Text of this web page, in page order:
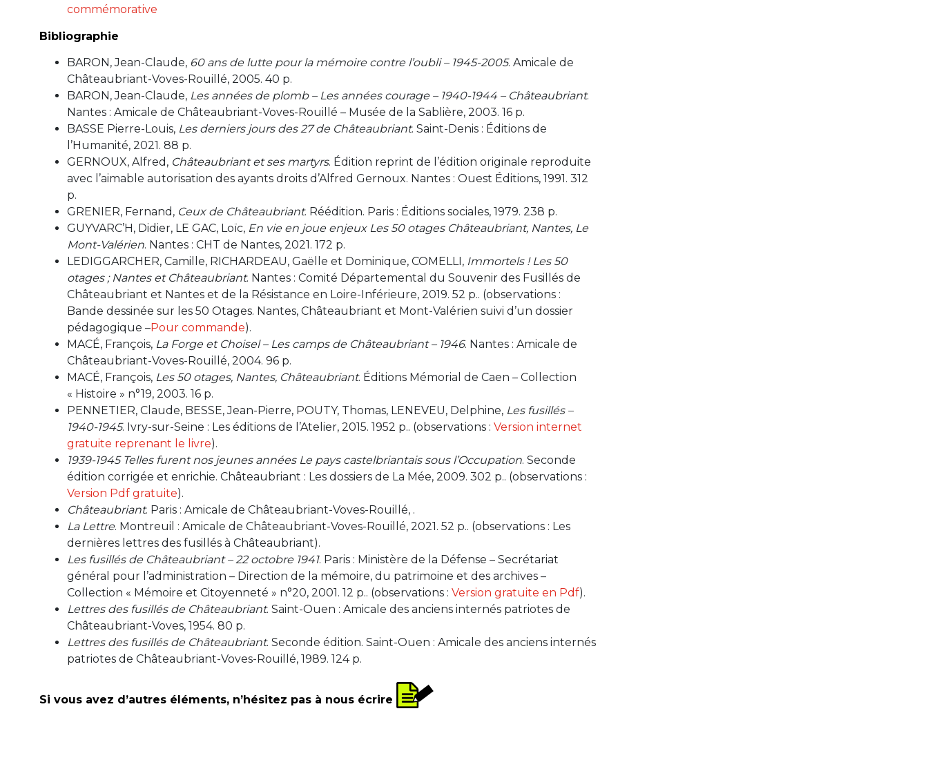
commémorative
Bibliographie
BARON, Jean-Claude, 60 ans de lutte pour la mémoire contre l’oubli – 1945-2005. Amicale de
Châteaubriant-Voves-Rouillé, 2005. 40 p.
BARON, Jean-Claude, Les années de plomb – Les années courage – 1940-1944 – Châteaubriant.
Nantes : Amicale de Châteaubriant-Voves-Rouillé – Musée de la Sablière, 2003. 16 p.
BASSE Pierre-Louis, Les derniers jours des 27 de Châteaubriant. Saint-Denis : Éditions de
l’Humanité, 2021. 88 p.
GERNOUX, Alfred, Châteaubriant et ses martyrs. Édition reprint de l’édition originale reproduite
avec l’aimable autorisation des ayants droits d’Alfred Gernoux. Nantes : Ouest Éditions, 1991. 312
p.
GRENIER, Fernand, Ceux de Châteaubriant. Réédition. Paris : Éditions sociales, 1979. 238 p.
GUYVARC’H, Didier, LE GAC, Loïc, En vie en joue enjeux Les 50 otages Châteaubriant, Nantes, Le
Mont-Valérien. Nantes : CHT de Nantes, 2021. 172 p.
LEDIGGARCHER, Camille, RICHARDEAU, Gaëlle et Dominique, COMELLI, Immortels ! Les 50
otages ; Nantes et Châteaubriant. Nantes : Comité Départemental du Souvenir des Fusillés de
Châteaubriant et Nantes et de la Résistance en Loire-Inférieure, 2019. 52 p.. (observations :
Bande dessinée sur les 50 Otages. Nantes, Châteaubriant et Mont-Valérien suivi d’un dossier
pédagogique –Pour commande).
MACÉ, François, La Forge et Choisel – Les camps de Châteaubriant – 1946. Nantes : Amicale de
Châteaubriant-Voves-Rouillé, 2004. 96 p.
MACÉ, François, Les 50 otages, Nantes, Châteaubriant. Éditions Mémorial de Caen – Collection
« Histoire » n°19, 2003. 16 p.
PENNETIER, Claude, BESSE, Jean-Pierre, POUTY, Thomas, LENEVEU, Delphine, Les fusillés –
1940-1945. Ivry-sur-Seine : Les éditions de l’Atelier, 2015. 1952 p.. (observations : Version internet
gratuite reprenant le livre).
1939-1945 Telles furent nos jeunes années Le pays castelbriantais sous l’Occupation. Seconde
édition corrigée et enrichie. Châteaubriant : Les dossiers de La Mée, 2009. 302 p.. (observations :
Version Pdf gratuite).
Châteaubriant. Paris : Amicale de Châteaubriant-Voves-Rouillé, .
La Lettre. Montreuil : Amicale de Châteaubriant-Voves-Rouillé, 2021. 52 p.. (observations : Les
dernières lettres des fusillés à Châteaubriant).
Les fusillés de Châteaubriant – 22 octobre 1941. Paris : Ministère de la Défense – Secrétariat
général pour l’administration – Direction de la mémoire, du patrimoine et des archives –
Collection « Mémoire et Citoyenneté » n°20, 2001. 12 p.. (observations : Version gratuite en Pdf).
Lettres des fusillés de Châteaubriant. Saint-Ouen : Amicale des anciens internés patriotes de
Châteaubriant-Voves, 1954. 80 p.
Lettres des fusillés de Châteaubriant. Seconde édition. Saint-Ouen : Amicale des anciens internés
patriotes de Châteaubriant-Voves-Rouillé, 1989. 124 p.
Si vous avez d’autres éléments, n’hésitez pas à nous écrire